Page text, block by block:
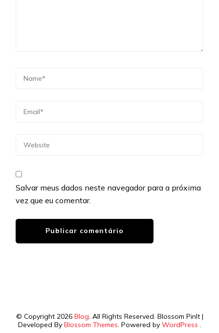
Salvar meus dados neste navegador para a próxima
vez que eu comentar.
© Copyright 2026 Blog. All Rights Reserved. Blossom PinIt |
Developed By Blossom Themes. Powered by WordPress .